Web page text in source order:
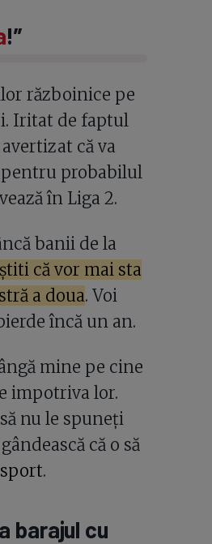
!”
războinice pe
Iritat de faptul
că va
probabilul
în Liga 2.
banii de la
că vor mai sta
a doua. Voi
încă un an.
mine pe cine
impotriva lor.
nu le spuneți
că o să
.
barajul cu